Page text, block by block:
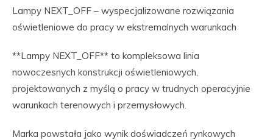
Lampy NEXT_OFF – wyspecjalizowane rozwiązania
oświetleniowe do pracy w ekstremalnych warunkach
**Lampy NEXT_OFF** to kompleksowa linia
nowoczesnych konstrukcji oświetleniowych,
projektowanych z myślą o pracy w trudnych operacyjnie
warunkach terenowych i przemysłowych.
Marka powstała jako wynik doświadczeń rynkowych